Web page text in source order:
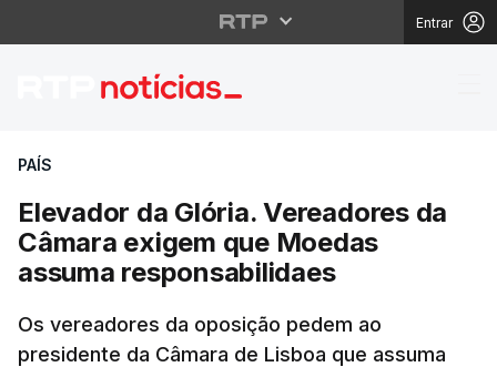
Entrar
Elevador da Glória.
PAÍS
Elevador da Glória. Vereadores da
Câmara exigem que Moedas
assuma responsabilidaes
Os vereadores da oposição pedem ao
presidente da Câmara de Lisboa que assuma